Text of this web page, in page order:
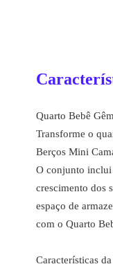
Quarto Bebê
Transforme o
Berços Mini
O conjunto inclui
crescimento dos
espaço de
com o Quarto
Características